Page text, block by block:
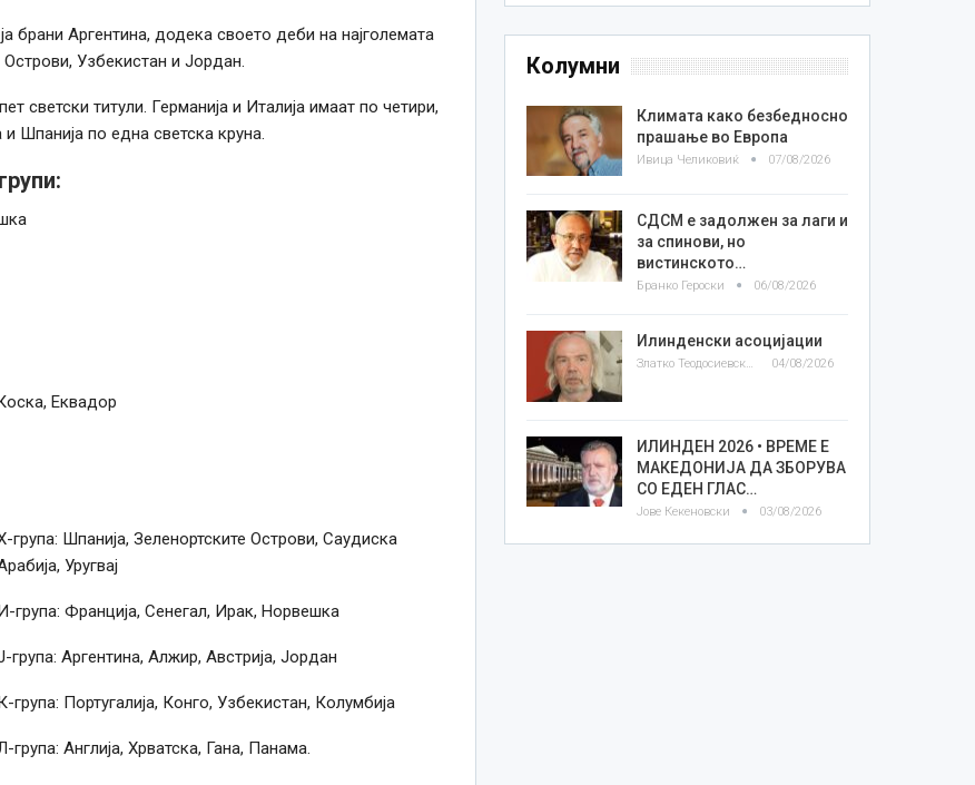
брани Аргентина, додека своето деби на најголемата
Узбекистан и Јордан.
светски титули. Германија и Италија имаат по четири,
и Шпанија по една светска круна.
Еквадор
група: Шпанија, Зеленортските Острови, Саудиска
Уругвај
група: Франција, Сенегал, Ирак, Норвешка
група: Аргентина, Алжир, Австрија, Јордан
група: Португалија, Конго, Узбекистан, Колумбија
група: Англија, Хрватска, Гана, Панама.
Колумни
Климата како безбедносно
прашање во Европа
Ивица Челиковиќ 07/08/2026
СДСМ е задолжен за лаги и
за спинови, но
вистинското…
Бранко Героски 06/08/2026
Илинденски асоцијации
Златко Теодосиевски 04/08/2026
ИЛИНДЕН 2026 • ВРЕМЕ Е
МАКЕДОНИЈА ДА ЗБОРУВА
СО ЕДЕН ГЛАС…
Јове Кекеновски 03/08/2026